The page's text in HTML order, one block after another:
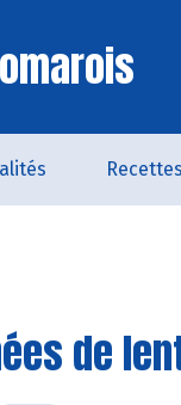
Recettes
de